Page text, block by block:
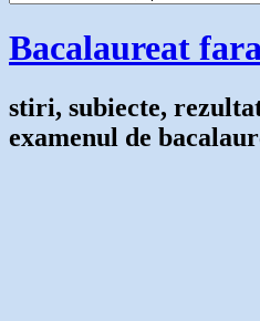
Bacalaureat
stiri, subiecte,
examenul de